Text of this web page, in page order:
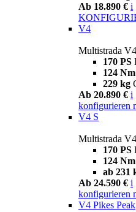
Ab 18.890 € i
V4
Multistrada V4
170 PS
124 Nm
229 kg
Ab 20.890 € i
konfigurieren
V4 S
Multistrada
170 PS
124 Nm
ab 231
Ab 24.590 € i
konfigurieren
V4 Pikes Peak